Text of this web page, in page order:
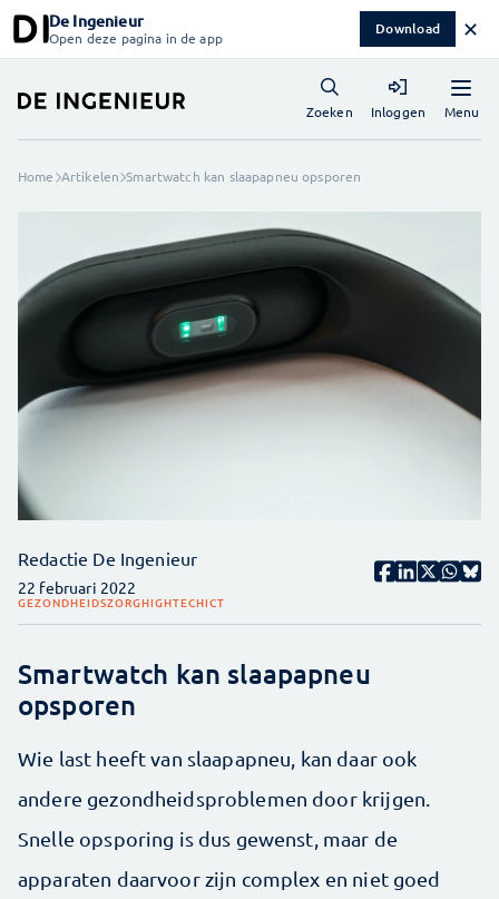
De Ingenieur
Open deze pagina in de app Download ✕
Menu
Zoeken Inloggen
Home Artikelen Smartwatch kan slaapapneu opsporen
Redactie De Ingenieur
22 februari 2022
GEZONDHEIDSZORGHIGHTECHICT
Smartwatch kan slaapapneu
opsporen
Wie last heeft van slaapapneu, kan daar ook
andere gezondheidsproblemen door krijgen.
Snelle opsporing is dus gewenst, maar de
apparaten daarvoor zijn complex en niet goed